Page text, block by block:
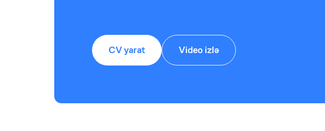
CV yarat Video izlə